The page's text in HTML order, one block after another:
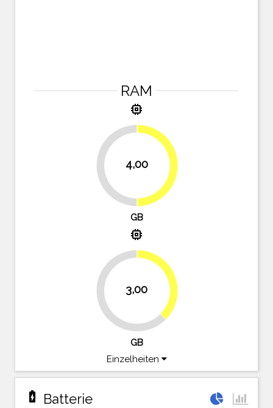
RAM
memory
4,00
GB
memory
3,00
62.5%
37.5%
GB
Einzelheiten
battery_charging_full Batterie